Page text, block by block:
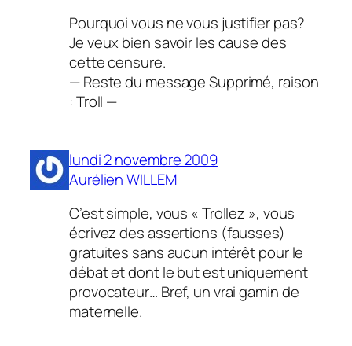
Pourquoi vous ne vous justifier pas?
Je veux bien savoir les cause des
cette censure.
— Reste du message Supprimé, raison
: Troll —
lundi 2 novembre 2009
Aurélien WILLEM
C’est simple, vous « Trollez », vous
écrivez des assertions (fausses)
gratuites sans aucun intérêt pour le
débat et dont le but est uniquement
provocateur… Bref, un vrai gamin de
maternelle.